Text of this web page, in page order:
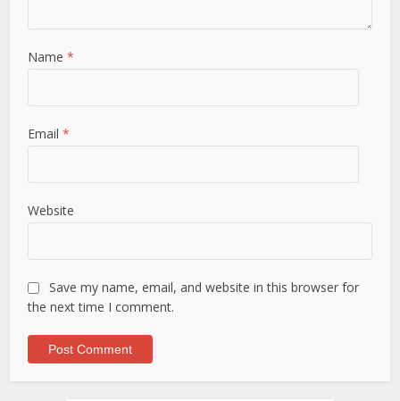
Name*
Email*
Website
Save my name, email, and website in this browser for
the next time I comment.